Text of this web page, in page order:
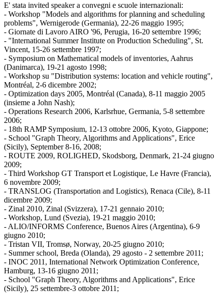
E' stata invited speaker a convegni e scuole internazionali:
- Workshop "Models and algorithms for planning and scheduling
problems", Wernigerode (Germania), 22-26 maggio 1995;
- Giornate di Lavoro AIRO '96, Perugia, 16-20 settembre 1996;
- "International Summer Institute on Production Scheduling", St.
Vincent, 15-26 settembre 1997;
- Symposium on Mathematical models of inventories, Aahrus
(Danimarca), 19-21 agosto 1998;
- Workshop su "Distribution systems: location and vehicle routing",
Montréal, 2-6 dicembre 2002;
- Optimization days 2005, Montréal (Canada), 8-11 maggio 2005
(insieme a John Nash);
- Operations Research 2006, Karlsrhue, Germania, 5-8 settembre
2006;
- 18th RAMP Symposium, 12-13 ottobre 2006, Kyoto, Giappone;
- School "Graph Theory, Algorithms and Applications", Erice
(Sicily), September 8-16, 2008;
- ROUTE 2009, ROLIGHED, Skodsborg, Denmark, 21-24 giugno
2009;
- Third Workshop GT Transport et Logistique, Le Havre (Francia),
6 novembre 2009;
- TRANSLOG (Transportation and Logistics), Renaca (Cile), 8-11
dicembre 2009;
- Zinal 2010, Zinal (Svizzera), 17-21 gennaio 2010;
- Workshop, Lund (Svezia), 19-21 maggio 2010;
- ALIO/INFORMS Conference, Buenos Aires (Argentina), 6-9
giugno 2010;
- Tristan VII, Tromsø, Norway, 20-25 giugno 2010;
- Summer school, Breda (Olanda), 29 agosto - 2 settembre 2011;
- INOC 2011, International Network Optimization Conference,
Hamburg, 13-16 giugno 2011;
- School "Graph Theory, Algorithms and Applications", Erice
(Sicily), 25 settembre-3 ottobre 2011;